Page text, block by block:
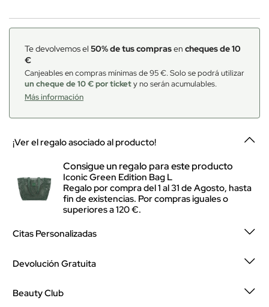
Te devolvemos el 50% de tus comprasen cheques de 10
€
Canjeables en compras mínimas de 95 €. Solo se podrá utilizar
un cheque de 10 € por tickety no serán acumulables.
Más información
¡Ver el regalo asociado al producto!
Consigue un regalo para este producto
Iconic Green Edition Bag L
Regalo por compra del 1 al 31 de Agosto, hasta
fin de existencias. Por compras iguales o
superiores a 120 €.
Citas Personalizadas
Devolución Gratuita
Beauty Club